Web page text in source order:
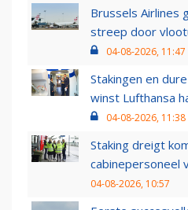
Brussels Airlines
streep door
04-08-2026, 11:47
Stakingen en
winst Lufthansa
04-08-2026, 11:38
Staking dreigt
cabinepersoneel
04-08-2026, 10:57